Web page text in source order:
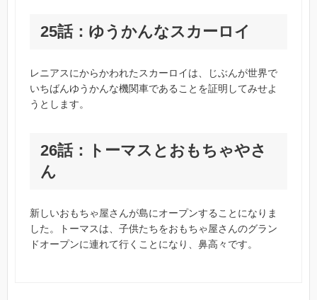
25話：ゆうかんなスカーロイ
レニアスにからかわれたスカーロイは、じぶんが世界で
いちばんゆうかんな機関車であることを証明してみせよ
うとします。
26話：トーマスとおもちゃやさ
ん
新しいおもちゃ屋さんが島にオープンすることになりま
した。トーマスは、子供たちをおもちゃ屋さんのグラン
ドオープンに連れて行くことになり、鼻高々です。